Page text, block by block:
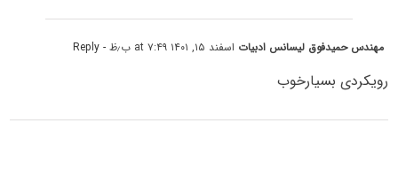
مهندس حمیدفوق لیسانس ادبیات اسفند ۱۵, ۱۴۰۱ at ۷:۴۹ ب٫ظ - Reply
رویکردی بسیارخوب